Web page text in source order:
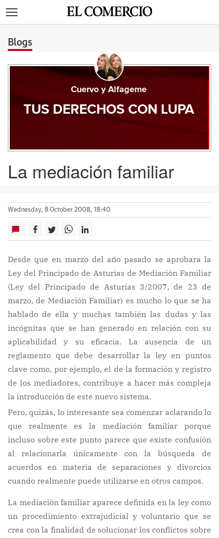
Blogs
Cuervo y Alfageme
TUS DERECHOS CON LUPA
La mediación familiar
Wednesday, 8 October 2008, 18:40
Desde que en marzo del año pasado se aprobara la
Ley del Principado de Asturias de Mediación Familiar
(Ley del Principado de Asturias 3/2007, de 23 de
marzo, de Mediación Familiar) es mucho lo que se ha
hablado de ella y muchas también las dudas y las
incógnitas que se han generado en relación con su
aplicabilidad y su eficacia. La ausencia de un
reglamento que debe desarrollar la ley en puntos
clave como, por ejemplo, el de la formación y registro
de los mediadores, contribuye a hacer más compleja
la introducción de este nuevo sistema.
Pero, quizás, lo interesante sea comenzar aclarando lo
que realmente es la mediación familiar porque
incluso sobre este punto parece que existe confusión
al relacionarla únicamente con la búsqueda de
acuerdos en materia de separaciones y divorcios
cuando realmente puede utilizarse en otros campos.
La mediación familiar aparece definida en la ley como
un procedimiento extrajudicial y voluntario que se
crea con la finalidad de solucionar los conflictos sobre